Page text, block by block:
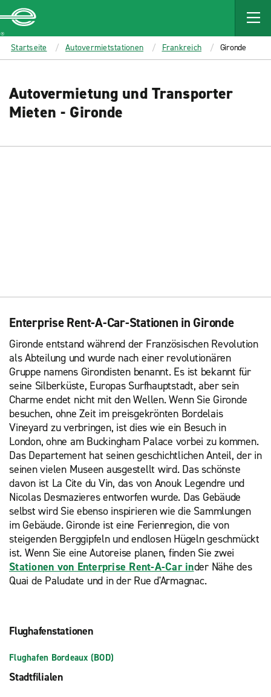
MAIN
CONTENT
Enterprise
Startseite Autovermietstationen Frankreich Gironde
Autovermietung und Transporter
Mieten - Gironde
Enterprise Rent-A-Car-Stationen in Gironde
Gironde entstand während der Französischen Revolution
als Abteilung und wurde nach einer revolutionären
Gruppe namens Girondisten benannt. Es ist bekannt für
seine Silberküste, Europas Surfhauptstadt, aber sein
Charme endet nicht mit den Wellen. Wenn Sie Gironde
besuchen, ohne Zeit im preisgekrönten Bordelais
Vineyard zu verbringen, ist dies wie ein Besuch in
London, ohne am Buckingham Palace vorbei zu kommen.
Das Departement hat seinen geschichtlichen Anteil, der in
seinen vielen Museen ausgestellt wird. Das schönste
davon ist La Cite du Vin, das von Anouk Legendre und
Nicolas Desmazieres entworfen wurde. Das Gebäude
selbst wird Sie ebenso inspirieren wie die Sammlungen
im Gebäude. Gironde ist eine Ferienregion, die von
steigenden Berggipfeln und endlosen Hügeln geschmückt
ist. Wenn Sie eine Autoreise planen, finden Sie zwei
Stationen von Enterprise Rent-A-Car inder Nähe des
Quai de Paludate und in der Rue d'Armagnac.
Flughafenstationen
Flughafen Bordeaux (BOD)
Stadtfilialen